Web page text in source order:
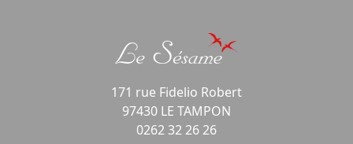
171 rue Fidelio Robert
97430 LE TAMPON
0262 32 26 26